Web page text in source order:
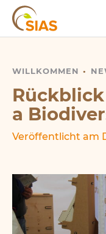
WILLKOMMEN
RÜCKBLICK :
a
Veröffentlicht am